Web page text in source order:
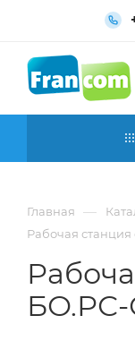
Главная —
Рабочая
БО.РС-